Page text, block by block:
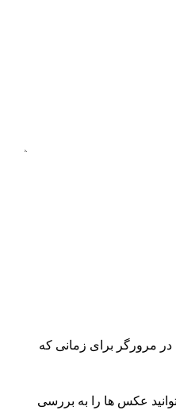
در مرورگر برای زمانی که
عکس ها را به بررسی